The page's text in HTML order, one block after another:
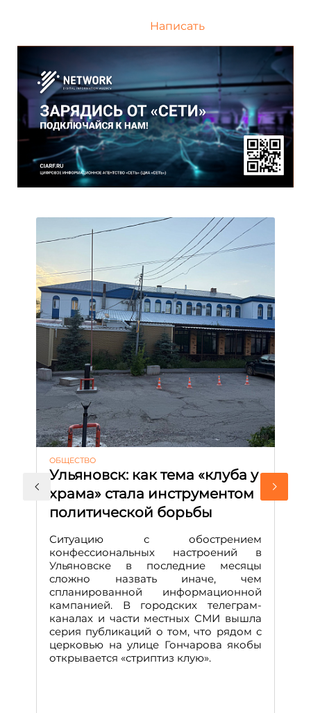
Написать
ОБЩЕСТВО
Ульяновск: как тема «клуба у
храма» стала инструментом
политической борьбы
Ситуацию с обострением
конфессиональных настроений в
Ульяновске в последние месяцы
сложно назвать иначе, чем
спланированной информационной
кампанией. В городских телеграм-
каналах и части местных СМИ вышла
серия публикаций о том, что рядом с
церковью на улице Гончарова якобы
открывается «стриптиз клую».